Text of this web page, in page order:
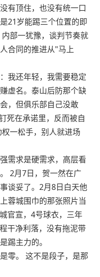
有顶住，也没有统一口
21岁能踢三个位置的即
部一犹豫，谈判节奏就
合同的推进从"马上
我还年轻，我需要稳定
虚名。泰山后防那个缺
，但俱乐部自己没敢
死在承诺里，反而被自
一松手，别人就进场
需求是硬需求，高层看
2月7日，贺一然在广
谈妥了。2月8日白天他
蓉城围巾的那张照片当
官宣，4号球衣，三年
干净利落，没有拖泥带
踢主力的。
零。 这不是段子，是那